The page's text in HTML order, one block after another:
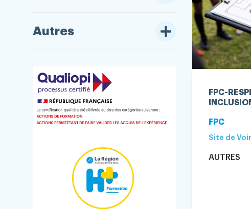
Autres
FPC-
FPC
Site de
AUTRES